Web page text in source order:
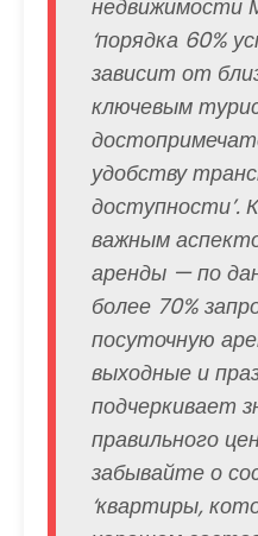
недвижимости
‘порядка 60%
зависит от
ключевым
удобству
доступности’.
важным
аренды — по
более 70%
посуточную
выходные и
подчеркивает
правильного
забывайте о
‘квартиры,